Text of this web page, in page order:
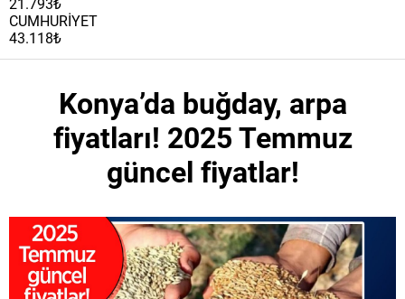
21.793₺
CUMHURİYET
43.118₺
Konya’da buğday, arpa
fiyatları! 2025 Temmuz
güncel fiyatlar!